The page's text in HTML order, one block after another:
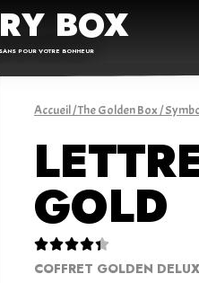
BOX
POUR VOTRE BONHEUR
Accueil/The Golden Box/
GOLD

COFFRET GOLDEN